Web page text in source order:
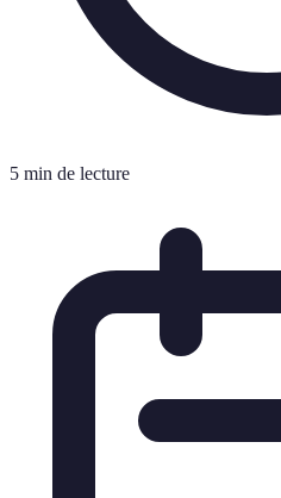
5 min de lecture